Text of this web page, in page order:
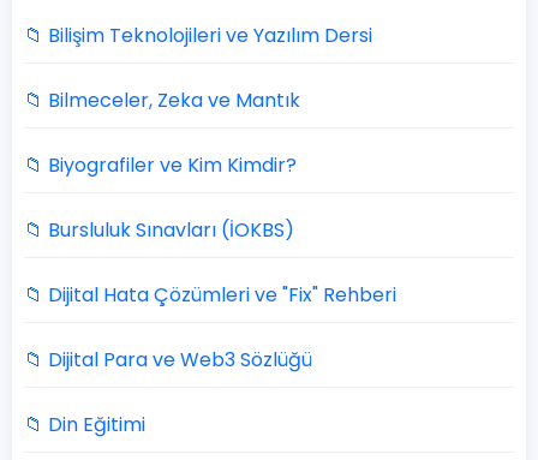
📁 Bilişim Teknolojileri ve Yazılım Dersi
📁 Bilmeceler, Zeka ve Mantık
📁 Biyografiler ve Kim Kimdir?
📁 Bursluluk Sınavları (İOKBS)
📁 Dijital Hata Çözümleri ve "Fix" Rehberi
📁 Dijital Para ve Web3 Sözlüğü
📁 Din Eğitimi